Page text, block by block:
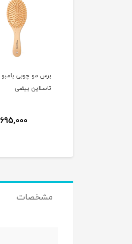
برس مو چوبی بامبو
تاسلاین بیضی
695,000
مشخصات